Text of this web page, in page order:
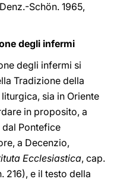
Schön. 1965,
degli infermi
degli infermi si
Tradizione della
sia in Oriente
in proposito, a
Pontefice
a Decenzio,
Ecclesiastica, cap.
216), e il testo della